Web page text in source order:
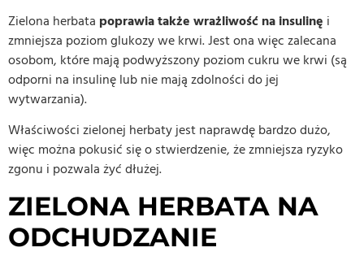
Zielona herbata poprawia także wrażliwość na insulinę i
zmniejsza poziom glukozy we krwi. Jest ona więc zalecana
osobom, które mają podwyższony poziom cukru we krwi (są
odporni na insulinę lub nie mają zdolności do jej
wytwarzania).
Właściwości zielonej herbaty jest naprawdę bardzo dużo,
więc można pokusić się o stwierdzenie, że zmniejsza ryzyko
zgonu i pozwala żyć dłużej.
ZIELONA HERBATA NA
ODCHUDZANIE